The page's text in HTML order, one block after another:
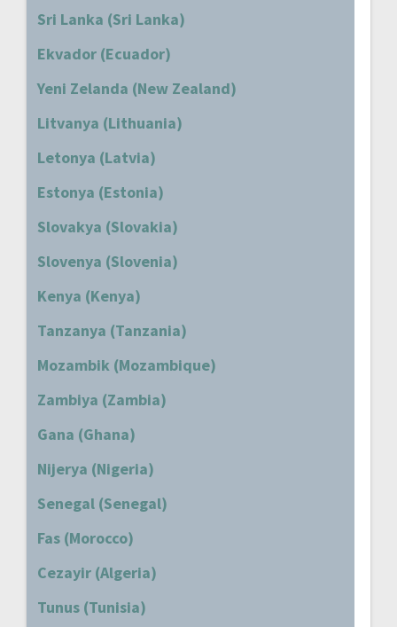
Sri Lanka (Sri Lanka)
Ekvador (Ecuador)
Yeni Zelanda (New Zealand)
Litvanya (Lithuania)
Letonya (Latvia)
Estonya (Estonia)
Slovakya (Slovakia)
Slovenya (Slovenia)
Kenya (Kenya)
Tanzanya (Tanzania)
Mozambik (Mozambique)
Zambiya (Zambia)
Gana (Ghana)
Nijerya (Nigeria)
Senegal (Senegal)
Fas (Morocco)
Cezayir (Algeria)
Tunus (Tunisia)